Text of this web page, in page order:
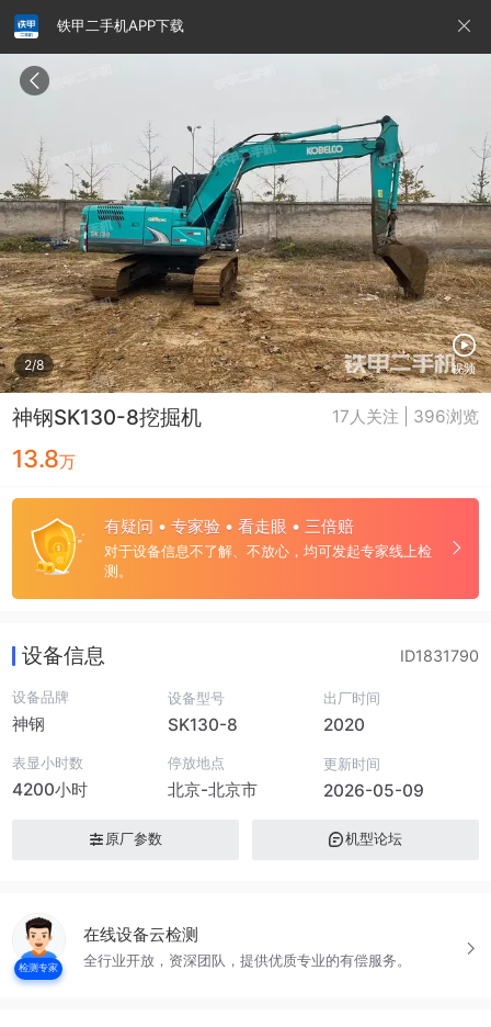
铁甲二手机APP下载
2/8 视频
神钢SK130-8挖掘机 17人关注 | 396浏览
13.8万
有疑问 • 专家验 • 看走眼 • 三倍赔
对于设备信息不了解、不放心，均可发起专家线上检
测。
请输入手机号
交
即
表
示
您
同
意
《隐
私
政
策》
设备信息 ID1831790
设备品牌
神钢
设备型号
SK130-8
出厂时间
2020
表显小时数
4200小时
停放地点
北京-北京市
更新时间
2026-05-09
原厂参数 机型论坛
检测专家
在线设备云检测
全行业开放，资深团队，提供优质专业的有偿服务。
铁甲龙总部 4000099032 认证经纪人